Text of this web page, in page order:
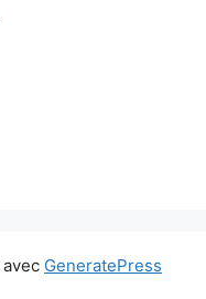
GeneratePress